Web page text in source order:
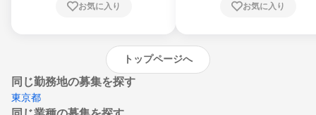
崎県、熊本県、大分県、宮崎県、鹿児島県、
お気に入り お気に入り
トップページへ
同じ勤務地の募集を探す
東京都